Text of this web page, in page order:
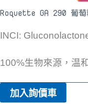
Roquette GA 290 葡萄
INCI:
100%生物來源，温
加入詢價車